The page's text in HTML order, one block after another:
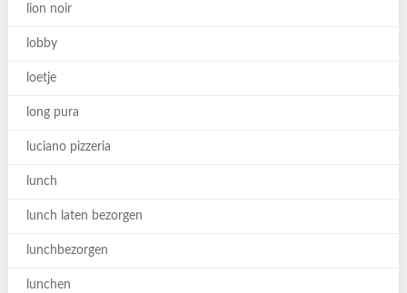
lion noir
lobby
loetje
long pura
luciano pizzeria
lunch
lunch laten bezorgen
lunchbezorgen
lunchen